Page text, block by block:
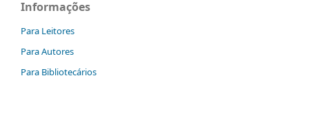
Informações
Para Leitores
Para Autores
Para Bibliotecários